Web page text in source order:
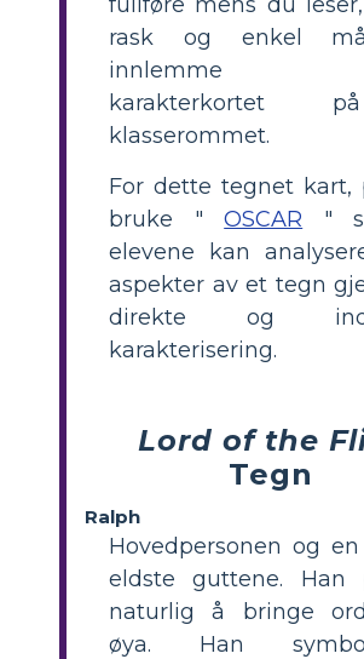
rask og enkel
innlemme
karakterkortet
klasserommet.
For dette tegnet kart,
bruke "OSCAR "
elevene kan
aspekter av et tegn
direkte og
karakterisering.
Lord of the
Tegn
Ralph
Hovedpersonen og
eldste guttene. Han
naturlig å bringe
øya. Han